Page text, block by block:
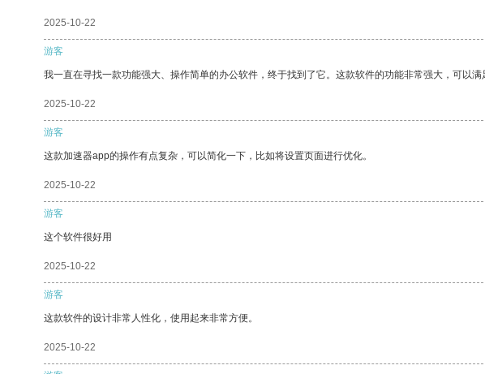
2025-10-22
游客
我一直在寻找一款功能强大、操作简单的办公软件，终于找到了它。这款软件的功能非常强大，可以
2025-10-22
游客
这款加速器app的操作有点复杂，可以简化一下，比如将设置页面进行优化。
2025-10-22
游客
这个软件很好用
2025-10-22
游客
这款软件的设计非常人性化，使用起来非常方便。
2025-10-22